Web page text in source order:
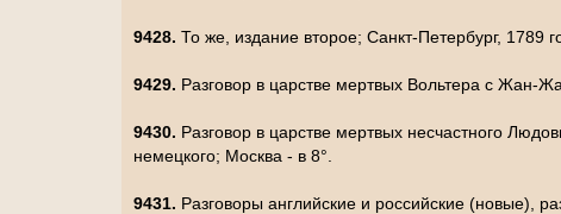
9428. То же, издание второе; Санкт-Петербург, 1789
9429. Разговор в царстве мертвых Вольтера с Жан-
9430. Разговор в царстве мертвых несчастного
немецкого; Москва - в 8°.
9431. Разговоры английские и российские (новые),